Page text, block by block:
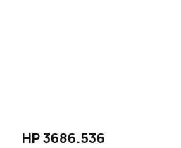
HP 3686.536